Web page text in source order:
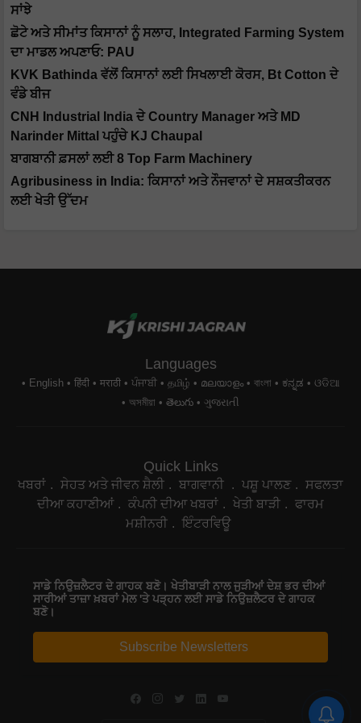
ਸਾਂਝੇ
ਛੋਟੇ ਅਤੇ ਸੀਮਾਂਤ ਕਿਸਾਨਾਂ ਨੂੰ ਸਲਾਹ, Integrated Farming System
ਦਾ ਮਾਡਲ ਅਪਣਾਓ: PAU
KVK Bathinda ਵੱਲੋਂ ਕਿਸਾਨਾਂ ਲਈ ਸਿਖਲਾਈ ਕੋਰਸ, Bt Cotton ਦੇ
ਵੰਡੇ ਬੀਜ
CNH Industrial India ਦੇ Country Manager ਅਤੇ MD
Narinder Mittal ਪਹੁੰਚੇ KJ Chaupal
ਬਾਗਬਾਨੀ ਫ਼ਸਲਾਂ ਲਈ 8 Top Farm Machinery
Agribusiness in India: ਕਿਸਾਨਾਂ ਅਤੇ ਨੌਜਵਾਨਾਂ ਦੇ ਸਸ਼ਕਤੀਕਰਨ
ਲਈ ਖੇਤੀ ਉੱਦਮ
Languages
English हिंदी मराठी ਪੰਜਾਬੀ தமிழ் മലയാളം বাংলা ಕನ್ನಡ
ଓଡିଆ
অসমীয়া
తెలుగు ગુજરાતી
Quick Links
ਖਬਰਾਂ ਸੇਹਤ ਅਤੇ ਜੀਵਨ ਸ਼ੈਲੀ ਬਾਗਵਾਨੀ ਪਸ਼ੂ ਪਾਲਣ
ਸਫਲਤਾ
ਦੀਆ ਕਹਾਣੀਆਂ
ਕੰਪਨੀ ਦੀਆ ਖਬਰਾਂ ਖੇਤੀ ਬਾੜੀ
ਫਾਰਮ
ਮਸ਼ੀਨਰੀ
ਇੰਟਰਵਿਊ
ਸਾਡੇ ਨਿਉਜ਼ਲੈਟਰ ਦੇ ਗਾਹਕ ਬਣੋ। ਖੇਤੀਬਾੜੀ ਨਾਲ ਜੁੜੀਆਂ ਦੇਸ਼ ਭਰ ਦੀਆਂ
ਸਾਰੀਆਂ ਤਾਜ਼ਾ ਖ਼ਬਰਾਂ ਮੇਲ 'ਤੇ ਪੜ੍ਹਨ ਲਈ ਸਾਡੇ ਨਿਉਜ਼ਲੈਟਰ ਦੇ ਗਾਹਕ
ਬਣੋ।
Subscribe Newsletters